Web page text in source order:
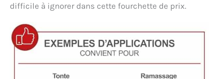
difficile à ignorer dans cette fourchette de prix.